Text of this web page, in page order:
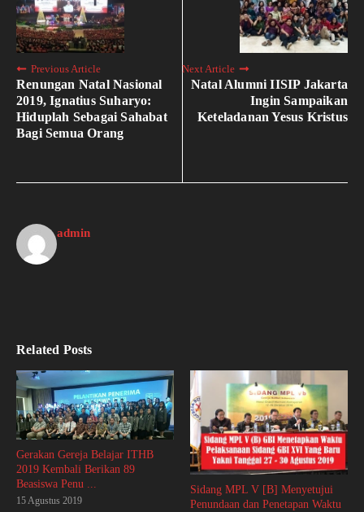
Previous Article
Renungan Natal Nasional
2019, Ignatius Suharyo:
Hiduplah Sebagai Sahabat
Bagi Semua Orang
Next Article
Natal Alumni IISIP Jakarta
Ingin Sampaikan
Keteladanan Yesus Kristus
admin
Related Posts
Gerakan Gereja Belajar ITHB
2019 Kembali Berikan 89
Beasiswa Penu ...
15 Agustus 2019
Sidang MPL V [B] Menyetujui
Penundaan dan Penetapan Waktu